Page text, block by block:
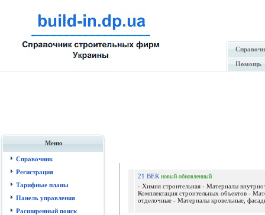
Помощь
Меню
Справочник
Регистрация
Тарифные планы
Панель управления
Расширенный поиск
21 ВЕК новый обновленный
- Химия строительная - Материалы
Комплектация строительных объектов -
отделочные - Материалы кровельные,